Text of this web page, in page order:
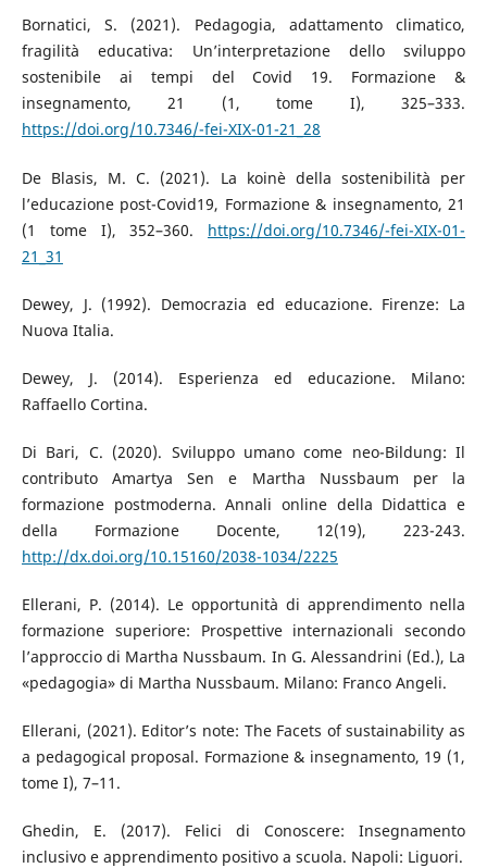
Bornatici, S. (2021). Pedagogia, adattamento climatico,
fragilità educativa: Un’interpretazione dello sviluppo
sostenibile ai tempi del Covid 19. Formazione &
insegnamento, 21 (1, tome I), 325–333.
https://doi.org/10.7346/-fei-XIX-01-21_28
De Blasis, M. C. (2021). La koinè della sostenibilità per
l’educazione post-Covid19, Formazione & insegnamento, 21
(1 tome I), 352–360. https://doi.org/10.7346/-fei-XIX-01-
21_31
Dewey, J. (1992). Democrazia ed educazione. Firenze: La
Nuova Italia.
Dewey, J. (2014). Esperienza ed educazione. Milano:
Raffaello Cortina.
Di Bari, C. (2020). Sviluppo umano come neo-Bildung: Il
contributo Amartya Sen e Martha Nussbaum per la
formazione postmoderna. Annali online della Didattica e
della Formazione Docente, 12(19), 223-243.
http://dx.doi.org/10.15160/2038-1034/2225
Ellerani, P. (2014). Le opportunità di apprendimento nella
formazione superiore: Prospettive internazionali secondo
l’approccio di Martha Nussbaum. In G. Alessandrini (Ed.), La
«pedagogia» di Martha Nussbaum. Milano: Franco Angeli.
Ellerani, (2021). Editor’s note: The Facets of sustainability as
a pedagogical proposal. Formazione & insegnamento, 19 (1,
tome I), 7–11.
Ghedin, E. (2017). Felici di Conoscere: Insegnamento
inclusivo e apprendimento positivo a scuola. Napoli: Liguori.